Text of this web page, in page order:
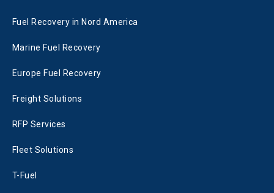
Fuel Recovery in Nord America
Marine Fuel Recovery
Europe Fuel Recovery
Freight Solutions
RFP Services
Fleet Solutions
T-Fuel